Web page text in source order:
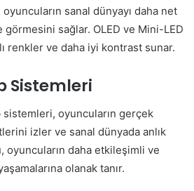
sanal dünyayı daha net
sağlar. OLED ve Mini-LED
renkler ve daha iyi kontrast sunar.
Sistemleri
oyuncuların gerçek
izler ve sanal dünyada anlık
oyuncuların daha etkileşimli ve
olanak tanır.